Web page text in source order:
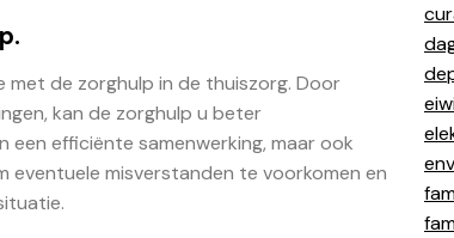
met de zorghulp in de thuiszorg. Door
kan de zorghulp u beter
efficiënte samenwerking, maar ook
eventuele misverstanden te voorkomen en